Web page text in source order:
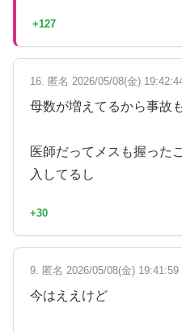
+127
16. 匿名 2026/05/08(金)
母数が増えてるから事故
医師だってメスも握った
入してるし
+30
9. 匿名 2026/05/08(金) 19:41:59
今はええけど